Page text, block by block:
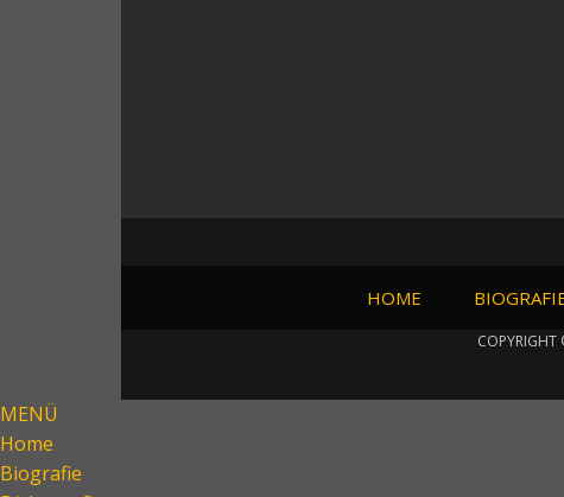
HOME
COPYRIGHT
MENÜ
Home
Biografie